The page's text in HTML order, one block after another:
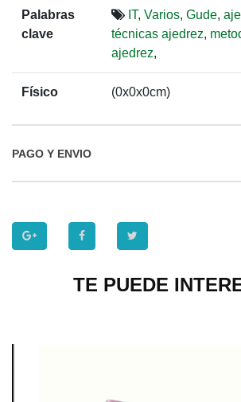
Palabras
clave
IT, Varios, Gude,
técnicas ajedrez,
ajedrez,
Físico (0x0x0cm)
PAGO Y ENVIO
TE PUEDE